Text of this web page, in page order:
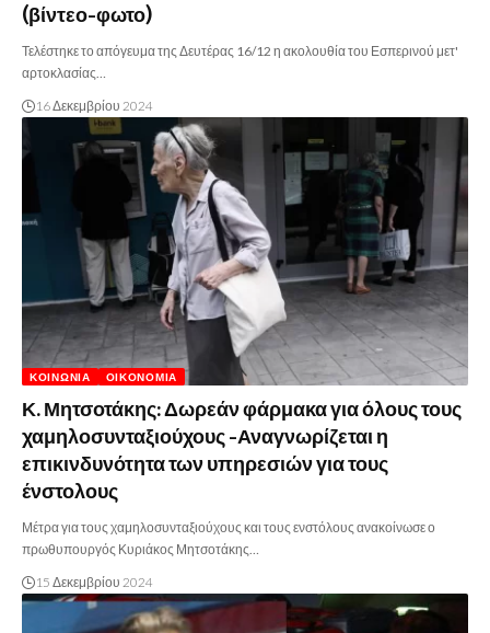
(βίντεο-φωτο)
Τελέστηκε το απόγευμα της Δευτέρας 16/12 η ακολουθία του Εσπερινού μετ'
αρτοκλασίας…
16 Δεκεμβρίου 2024
ΚΟΙΝΩΝΊΑ ΟΙΚΟΝΟΜΊΑ
Κ. Μητσοτάκης: Δωρεάν φάρμακα για όλους τους
χαμηλοσυνταξιούχους -Αναγνωρίζεται η
επικινδυνότητα των υπηρεσιών για τους
ένστολους
Μέτρα για τους χαμηλοσυνταξιούχους και τους ενστόλους ανακοίνωσε ο
πρωθυπουργός Κυριάκος Μητσοτάκης…
15 Δεκεμβρίου 2024